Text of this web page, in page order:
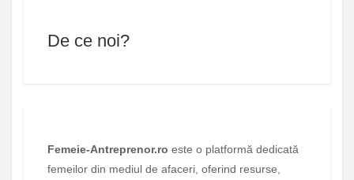
De ce noi?
Femeie-Antreprenor.ro este o platformă dedicată
femeilor din mediul de afaceri, oferind resurse,